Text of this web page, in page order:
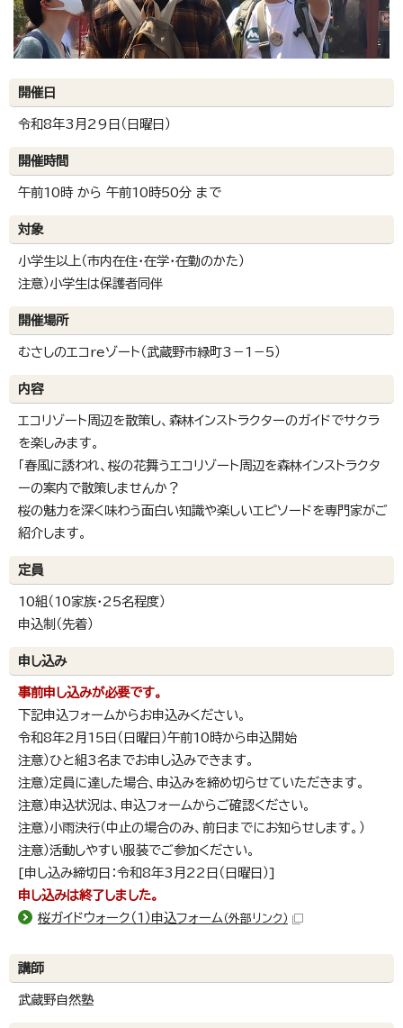
開催日
令和8年3月29日（日曜日）
開催時間
午前10時 から 午前10時50分 まで
対象
小学生以上（市内在住・在学・在勤のかた）
注意）小学生は保護者同伴
開催場所
むさしのエコreゾート（武蔵野市緑町3－1－5）
内容
エコリゾート周辺を散策し、森林インストラクターのガイドでサクラ
を楽しみます。
「春風に誘われ、桜の花舞うエコリゾート周辺を森林インストラクタ
ーの案内で散策しませんか？
桜の魅力を深く味わう面白い知識や楽しいエピソードを専門家がご
紹介します。
定員
10組（10家族・25名程度）
申込制（先着）
申し込み
事前申し込みが必要です。
下記申込フォームからお申込みください。
令和8年2月15日（日曜日）午前10時から申込開始
注意）ひと組3名までお申し込みできます。
注意）定員に達した場合、申込みを締め切らせていただきます。
注意）申込状況は、申込フォームからご確認ください。
注意）小雨決行（中止の場合のみ、前日までにお知らせします。）
注意）活動しやすい服装でご参加ください。
[申し込み締切日：令和8年3月22日（日曜日）]
申し込みは終了しました。
桜ガイドウォーク（1）申込フォーム （外部リンク）
講師
武蔵野自然塾